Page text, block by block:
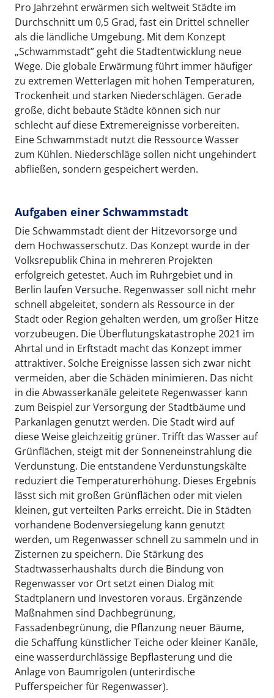
Pro Jahrzehnt erwärmen sich weltweit Städte im
Durchschnitt um 0,5 Grad, fast ein Drittel schneller
als die ländliche Umgebung. Mit dem Konzept
„Schwammstadt” geht die Stadtentwicklung neue
Wege. Die globale Erwärmung führt immer häufiger
zu extremen Wetterlagen mit hohen Temperaturen,
Trockenheit und starken Niederschlägen. Gerade
große, dicht bebaute Städte können sich nur
schlecht auf diese Extremereignisse vorbereiten.
Eine Schwammstadt nutzt die Ressource Wasser
zum Kühlen. Niederschläge sollen nicht ungehindert
abfließen, sondern gespeichert werden.
Aufgaben einer Schwammstadt
Die Schwammstadt dient der Hitzevorsorge und
dem Hochwasserschutz. Das Konzept wurde in der
Volksrepublik China in mehreren Projekten
erfolgreich getestet. Auch im Ruhrgebiet und in
Berlin laufen Versuche. Regenwasser soll nicht mehr
schnell abgeleitet, sondern als Ressource in der
Stadt oder Region gehalten werden, um großer Hitze
vorzubeugen. Die Überflutungskatastrophe 2021 im
Ahrtal und in Erftstadt macht das Konzept immer
attraktiver. Solche Ereignisse lassen sich zwar nicht
vermeiden, aber die Schäden minimieren. Das nicht
in die Abwasserkanäle geleitete Regenwasser kann
zum Beispiel zur Versorgung der Stadtbäume und
Parkanlagen genutzt werden. Die Stadt wird auf
diese Weise gleichzeitig grüner. Trifft das Wasser auf
Grünflächen, steigt mit der Sonneneinstrahlung die
Verdunstung. Die entstandene Verdunstungskälte
reduziert die Temperaturerhöhung. Dieses Ergebnis
lässt sich mit großen Grünflächen oder mit vielen
kleinen, gut verteilten Parks erreicht. Die in Städten
vorhandene Bodenversiegelung kann genutzt
werden, um Regenwasser schnell zu sammeln und in
Zisternen zu speichern. Die Stärkung des
Stadtwasserhaushalts durch die Bindung von
Regenwasser vor Ort setzt einen Dialog mit
Stadtplanern und Investoren voraus. Ergänzende
Maßnahmen sind Dachbegrünung,
Fassadenbegrünung, die Pflanzung neuer Bäume,
die Schaffung künstlicher Teiche oder kleiner Kanäle,
eine wasserdurchlässige Bepflasterung und die
Anlage von Baumrigolen (unterirdische
Pufferspeicher für Regenwasser).